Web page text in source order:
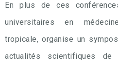
En plus de ces
universitaires en
tropicale, organise un
actualités scientifiques de